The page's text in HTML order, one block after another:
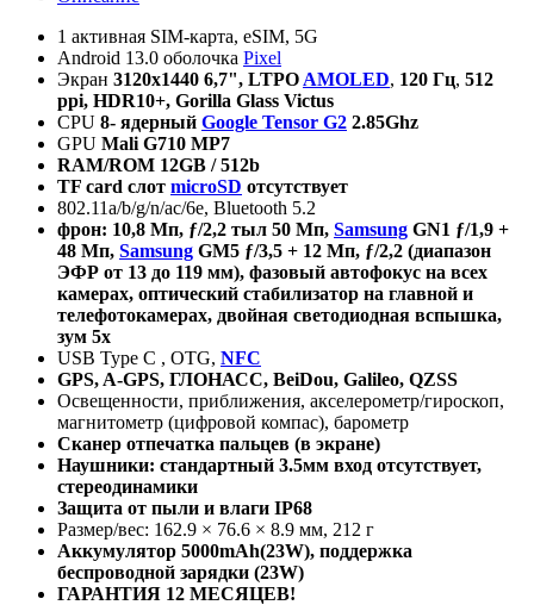
1 активная SIM-карта, eSIM, 5G
Android 13.0 оболочка Pixel
Экран 3120х1440 6,7", LTPO AMOLED, 120 Гц, 512
ppi, HDR10+, Gorilla Glass Victus
CPU 8- ядерный Google Tensor G2 2.85Ghz
GPU Mali G710 MP7
RAM/ROM 12GB / 512b
TF card слот microSD отсутствует
802.11a/b/g/n/ac/6e, Bluetooth 5.2
фрон: 10,8 Мп, ƒ/2,2 тыл 50 Мп, Samsung GN1 ƒ/1,9 +
48 Мп, Samsung GM5 ƒ/3,5 + 12 Мп, ƒ/2,2 (диапазон
ЭФР от 13 до 119 мм), фазовый автофокус на всех
камерах, оптический стабилизатор на главной и
телефотокамерах, двойная светодиодная вспышка,
зум 5х
USB Type C , OTG, NFC
GPS, A-GPS, ГЛОНАСС, BeiDou, Galileo, QZSS
Освещенности, приближения, акселерометр/гироскоп,
магнитометр (цифровой компас), барометр
Сканер отпечатка пальцев (в экране)
Наушники: стандартный 3.5мм вход отсутствует,
стереодинамики
Защита от пыли и влаги IP68
Размер/вес: 162.9 × 76.6 × 8.9 мм, 212 г
Аккумулятор 5000mAh(23W), поддержка
беспроводной зарядки (23W)
ГАРАНТИЯ 12 МЕСЯЦЕВ!